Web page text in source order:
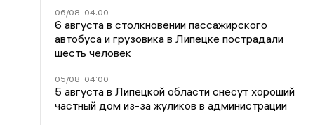
06/08 04:00
6 августа в столкновении пассажирского
автобуса и грузовика в Липецке пострадали
шесть человек
05/08 04:00
5 августа в Липецкой области снесут хороший
частный дом из-за жуликов в администрации